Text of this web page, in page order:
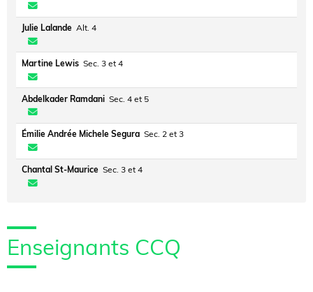
Julie Lalande Alt. 4
Martine Lewis Sec. 3 et 4
Abdelkader Ramdani Sec. 4 et 5
Émilie Andrée Michele Segura Sec. 2 et 3
Chantal St-Maurice Sec. 3 et 4
Enseignants CCQ